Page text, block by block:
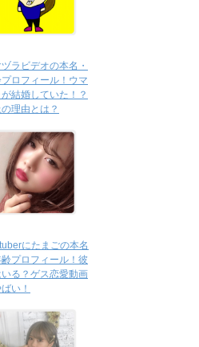
ラビデオの本名・
ロフィール！ウマ
結婚していた！？
理由とは？
にたまごの本名
齢プロフィール！彼
いる？ゲス恋愛動画
い！